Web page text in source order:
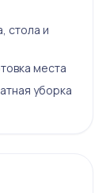
стола и
места
уборка